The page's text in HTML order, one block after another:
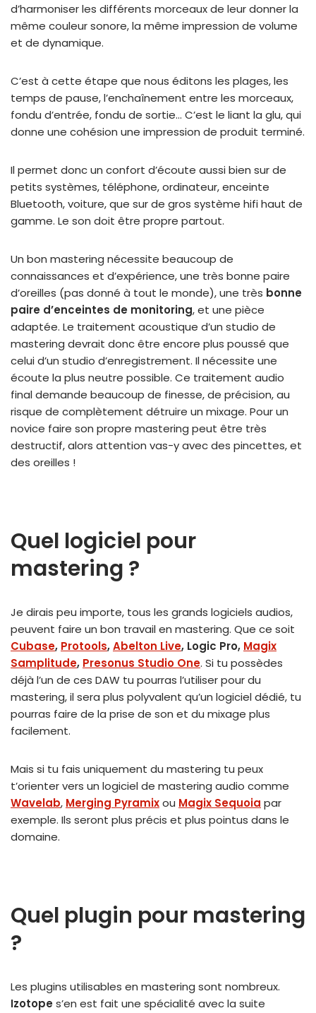
d’harmoniser les différents morceaux de leur donner la
même couleur sonore, la même impression de volume
et de dynamique.
C’est à cette étape que nous éditons les plages, les
temps de pause, l’enchaînement entre les morceaux,
fondu d’entrée, fondu de sortie… C’est le liant la glu, qui
donne une cohésion une impression de produit terminé.
Il permet donc un confort d’écoute aussi bien sur de
petits systèmes, téléphone, ordinateur, enceinte
Bluetooth, voiture, que sur de gros système hifi haut de
gamme. Le son doit être propre partout.
Un bon mastering nécessite beaucoup de
connaissances et d’expérience, une très bonne paire
d’oreilles (pas donné à tout le monde), une très bonne
paire d’enceintes de monitoring, et une pièce
adaptée. Le traitement acoustique d’un studio de
mastering devrait donc être encore plus poussé que
celui d’un studio d’enregistrement. Il nécessite une
écoute la plus neutre possible. Ce traitement audio
final demande beaucoup de finesse, de précision, au
risque de complètement détruire un mixage. Pour un
novice faire son propre mastering peut être très
destructif, alors attention vas-y avec des pincettes, et
des oreilles !
Quel logiciel pour
mastering ?
Je dirais peu importe, tous les grands logiciels audios,
peuvent faire un bon travail en mastering. Que ce soit
Cubase, Protools,Abelton Live, Logic Pro, Magix
Samplitude, Presonus Studio One. Si tu possèdes
déjà l’un de ces DAW tu pourras l’utiliser pour du
mastering, il sera plus polyvalent qu’un logiciel dédié, tu
pourras faire de la prise de son et du mixage plus
facilement.
Mais si tu fais uniquement du mastering tu peux
t’orienter vers un logiciel de mastering audio comme
Wavelab, Merging Pyramixou Magix Sequoia par
exemple. Ils seront plus précis et plus pointus dans le
domaine.
Quel plugin pour mastering
?
Les plugins utilisables en mastering sont nombreux.
Izotopes’en est fait une spécialité avec la suite